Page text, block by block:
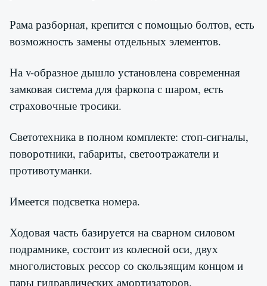
Рама разборная, крепится с помощью болтов, есть
возможность замены отдельных элементов.
На v-образное дышло установлена современная
замковая система для фаркопа с шаром, есть
страховочные тросики.
Светотехника в полном комплекте: стоп-сигналы,
поворотники, габариты, светоотражатели и
противотуманки.
Имеется подсветка номера.
Ходовая часть базируется на сварном силовом
подрамнике, состоит из колесной оси, двух
многолистовых рессор со скользящим концом и
пары гидравлических амортизаторов.